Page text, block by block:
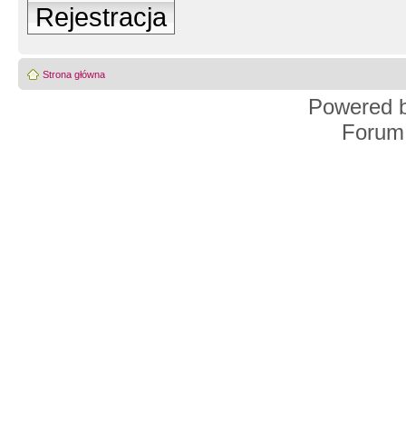
Rejestracja
Strona główna
Powered